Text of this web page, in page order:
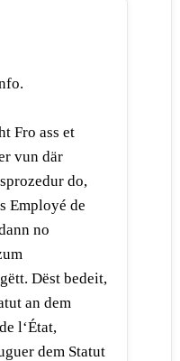
Fro ass et
vun där
do,
Employé de
no
Dëst bedeit,
an dem
l‘État,
dem Statut